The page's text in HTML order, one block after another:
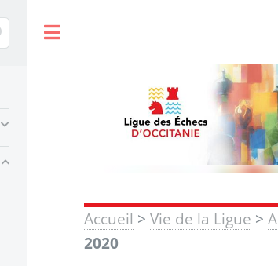
Accueil >Vie de la Ligue >
2020